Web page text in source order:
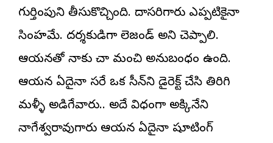
గుర్తింపుని తీసుకొచ్చింది. దాసరిగారు ఎప్పటికైనా
సింహమే. దర్శకుడిగా లెజండ్‌ అని చెప్పాలి.
ఆయనతో నాకు చాలా మంచి అనుబంధం ఉంది.
ఆయన ఏదైనా సరే ఒక సీన్‌ని డైరెక్ట్‌ చేసి తిరిగి
మళ్ళీ అడిగేవారు.. అదే విధంగా అక్కినేని
నాగేశ్వరావుగారు ఆయన ఏదైనా షూటింగ్‌